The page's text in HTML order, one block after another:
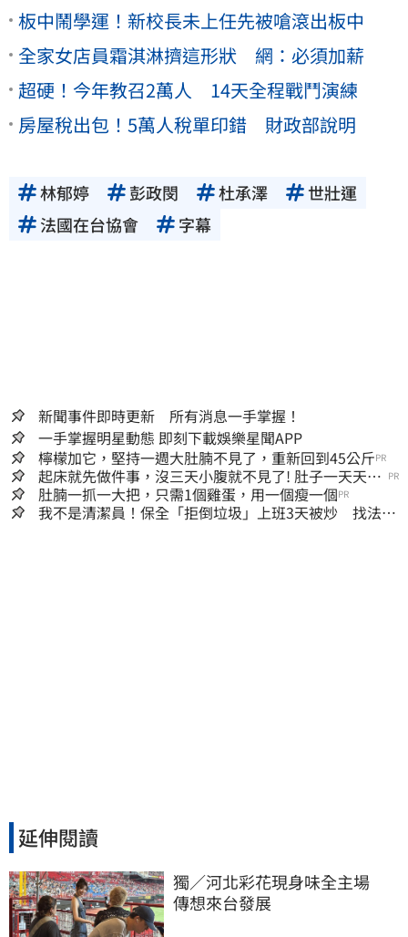
板中鬧學運！新校長未上任先被嗆滾出板中
全家女店員霜淇淋擠這形狀 網：必須加薪
超硬！今年教召2萬人 14天全程戰鬥演練
房屋稅出包！5萬人稅單印錯 財政部說明
林郁婷 彭政閔 杜承澤
世壯運
法國在台協會
字幕
新聞事件即時更新 所有消息一手掌握！
一手掌握明星動態 即刻下載娛樂星聞APP
檸檬加它，堅持一週大肚腩不見了，重新回到45公斤PR
起床就先做件事，沒三天小腹就不見了! 肚子一天天變
小！
PR
肚腩一抓一大把，只需1個雞蛋，用一個瘦一個PR
我不是清潔員！保全「拒倒垃圾」上班3天被炒 找法院
延伸閱讀
獨／河北彩花現身味全主場
傳想來台發展